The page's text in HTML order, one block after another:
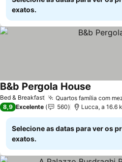
exatos.
Bed & Breakfast Quartos família com
B&b Pergola House
8,9 Excelente 560 Lucca, a 16.6
Selecione as datas para ver os
exatos.